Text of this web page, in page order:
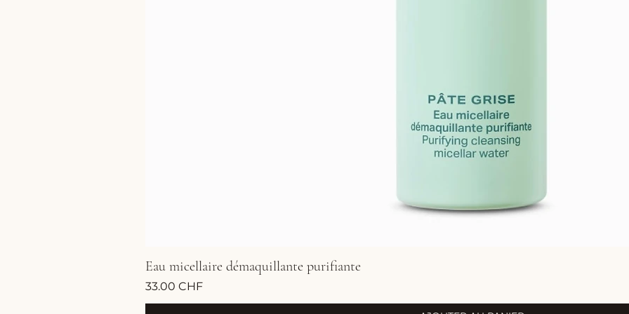
Eau micellaire démaquillante purifiante
Prix
33.00 CHF